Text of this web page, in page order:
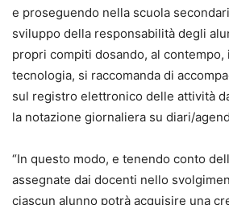
e proseguendo nella scuola
sviluppo della responsabilità degli
propri compiti dosando, al contempo,
tecnologia, si raccomanda di
sul registro elettronico delle attività
la notazione giornaliera su diari/
“In questo modo, e tenendo conto
assegnate dai docenti nello
ciascun alunno potrà acquisire una